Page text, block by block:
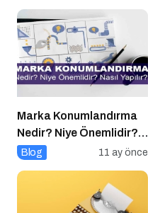
Marka Konumlandırma
Nedir? Niye Önemlidir?
Nasıl Yapılır?
Blog 11 ay önce